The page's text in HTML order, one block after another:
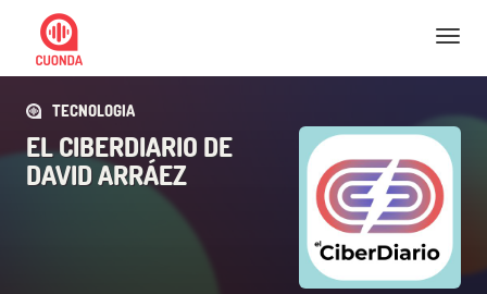
Nav
TECNOLOGIA
EL CIBERDIARIO DE
DAVID ARRÁEZ